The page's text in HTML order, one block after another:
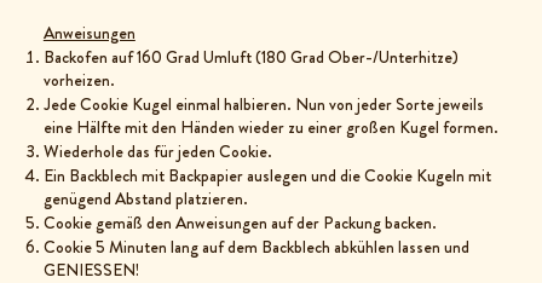
Anweisungen
Backofen auf 160 Grad Umluft (180 Grad Ober-/Unterhitze)
vorheizen.
Jede Cookie Kugel einmal halbieren. Nun von jeder Sorte jeweils
eine Hälfte mit den Händen wieder zu einer großen Kugel formen.
Wiederhole das für jeden Cookie.
Ein Backblech mit Backpapier auslegen und die Cookie Kugeln mit
genügend Abstand platzieren.
Cookie gemäß den Anweisungen auf der Packung backen.
Cookie 5 Minuten lang auf dem Backblech abkühlen lassen und
GENIESSEN!